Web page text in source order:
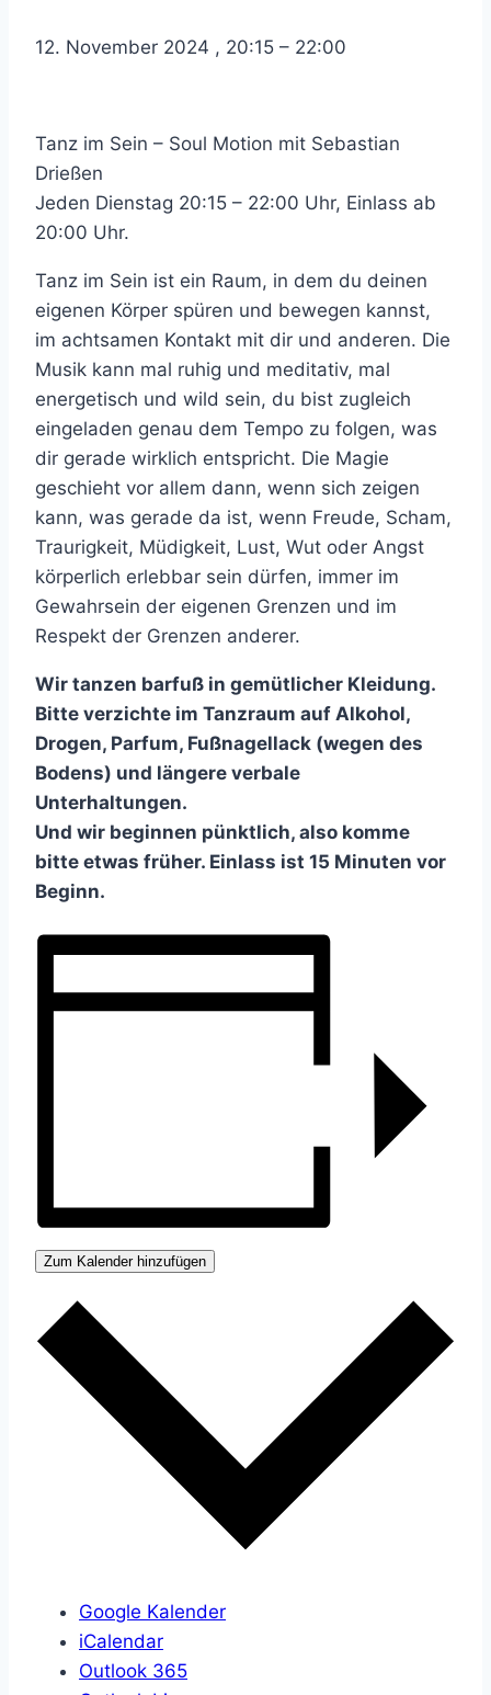
12. November 2024 , 20:15 – 22:00
Tanz im Sein – Soul Motion mit Sebastian
Drießen
Jeden Dienstag 20:15 – 22:00 Uhr, Einlass ab
20:00 Uhr.
Tanz im Sein ist ein Raum, in dem du deinen
eigenen Körper spüren und bewegen kannst,
im achtsamen Kontakt mit dir und anderen. Die
Musik kann mal ruhig und meditativ, mal
energetisch und wild sein, du bist zugleich
eingeladen genau dem Tempo zu folgen, was
dir gerade wirklich entspricht. Die Magie
geschieht vor allem dann, wenn sich zeigen
kann, was gerade da ist, wenn Freude, Scham,
Traurigkeit, Müdigkeit, Lust, Wut oder Angst
körperlich erlebbar sein dürfen, immer im
Gewahrsein der eigenen Grenzen und im
Respekt der Grenzen anderer.
Wir tanzen barfuß in gemütlicher Kleidung.
Bitte verzichte im Tanzraum auf Alkohol,
Drogen, Parfum, Fußnagellack (wegen des
Bodens) und längere verbale
Unterhaltungen.
Und wir beginnen pünktlich, also komme
bitte etwas früher. Einlass ist 15 Minuten vor
Beginn.
Zum Kalender hinzufügen
Google Kalender
iCalendar
Outlook 365